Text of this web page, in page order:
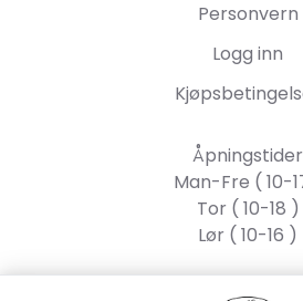
Personvern
Logg inn
Åpningstider
Man-Fre ( 10-
Tor ( 10-18 )
Lør ( 10-16 )